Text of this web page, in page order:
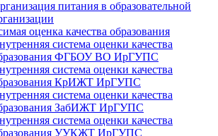
питания в образовательной
оценка качества образования
система оценки качества
ФГБОУ ВО ИрГУПС
система оценки качества
КрИЖТ ИрГУПС
система оценки качества
ЗабИЖТ ИрГУПС
система оценки качества
УУКЖТ ИрГУПС